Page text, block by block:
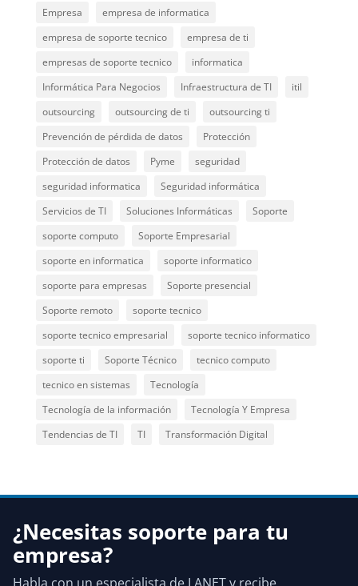
Empresa
empresa de informatica
empresa de soporte tecnico
empresa de ti
empresas de soporte tecnico
informatica
Informática Para Negocios
Infraestructura de TI
itil
outsourcing
outsourcing de ti
outsourcing ti
Prevención de pérdida de datos
Protección
Protección de datos
Pyme
seguridad
seguridad informatica
Seguridad informática
Servicios de TI
Soluciones Informáticas
Soporte
soporte computo
Soporte Empresarial
soporte en informatica
soporte informatico
soporte para empresas
Soporte presencial
Soporte remoto
soporte tecnico
soporte tecnico empresarial
soporte tecnico informatico
soporte ti
Soporte Técnico
tecnico computo
tecnico en sistemas
Tecnología
Tecnología de la información
Tecnología Y Empresa
Tendencias de TI
TI Transformación Digital
¿Necesitas soporte para tu
empresa?